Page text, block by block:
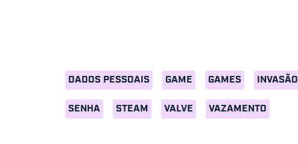
DADOS PESSOAIS GAME GAMES INVASÃO
SENHA STEAM VALVE VAZAMENTO